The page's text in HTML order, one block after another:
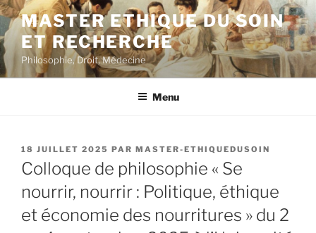
Aller
au
contenu
principal
MASTER ETHIQUE DU SOIN
ET RECHERCHE
Philosophie, Droit, Médecine
Menu
PUBLIÉ
LE
18 JUILLET 2025 PAR MASTER-ETHIQUEDUSOIN
Colloque de philosophie « Se
nourrir, nourrir : Politique, éthique
et économie des nourritures » du 2